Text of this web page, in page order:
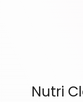
Nutri